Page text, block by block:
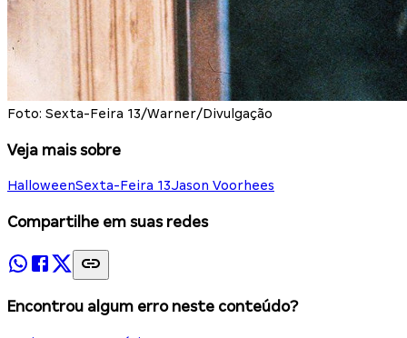
Foto: Sexta-Feira 13/Warner/Divulgação
Veja mais sobre
HalloweenSexta-Feira 13Jason Voorhees
Compartilhe em suas redes
Encontrou algum erro neste conteúdo?